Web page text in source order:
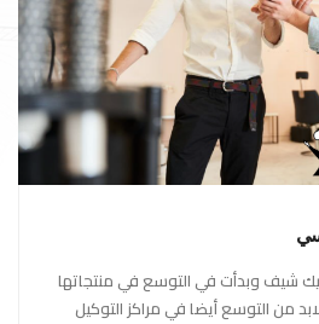
شيف وبدأت في التوسع في منتجاتها
من التوسع أيضا في مراكز التوكيل